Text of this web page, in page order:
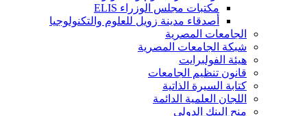
مكتبات مجلس الوزراء ELIS
أصدقاء مدينة زويل للعلوم والتكنولوجيا
الجامعات المصرية
شبكة الجامعات المصرية
هيئة الفولبرايت
قانون تنظيم الجامعات
كتابة السيرة الذاتية
اللجان العلمية الدائمة
منح البنك الدولى